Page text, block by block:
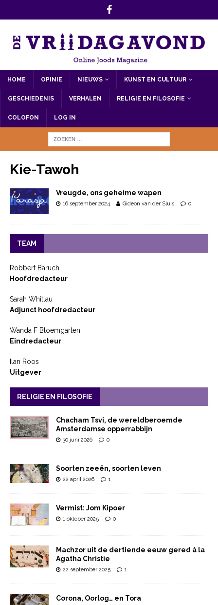
HOME OPINIE NIEUWS KUNST EN CULTUUR
GESCHIEDENIS VERHALEN RELIGIE EN FILOSOFIE
COLOFON LOG IN
Kie-Tawoh
Vreugde, ons geheime wapen
16 september 2024 Gideon van der Sluis 0
TEAM
Robbert Baruch
Hoofdredacteur
Sarah Whitlau
Adjunct hoofdredacteur
Wanda F Bloemgarten
Eindredacteur
Ilan Roos
Uitgever
RELIGIE EN FILOSOFIE
Chacham Tsvi, de wereldberoemde
Amsterdamse opperrabbijn
30 juni 2026 0
Soorten zeeën, soorten leven
22 april 2026 1
Vermist: Jom Kipoer
1 oktober 2025 0
Machzor uit de dertiende eeuw gered à la
Agatha Christie
22 september 2025 1
Corona, Oorlog… en Tora